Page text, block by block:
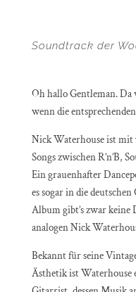
Soundtrack der
Oh hallo Gentleman. Da
wenn die
Nick Waterhouse ist
Songs zwischen R’n’B,
Ein grauenhafter
es sogar in die
Album gibt’s zwar keine
analogen Nick
Bekannt für seine
Ästhetik ist Waterhouse